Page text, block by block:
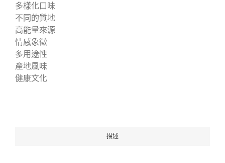
多樣化口味
不同的質地
高能量來源
情感象徵
多用途性
產地風味
健康文化
描述